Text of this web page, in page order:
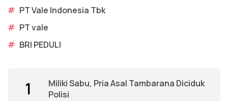
# PT Vale Indonesia Tbk
# PT vale
# BRI PEDULI
1
Miliki Sabu, Pria Asal Tambarana Diciduk
Polisi